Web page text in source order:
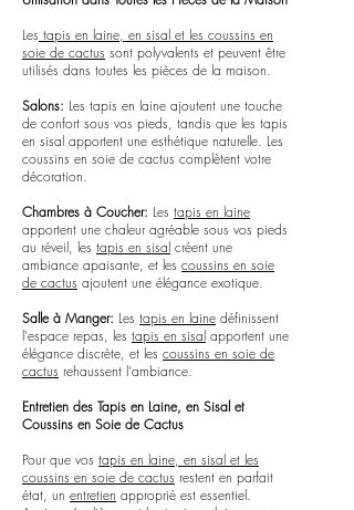
Les tapis en laine, en sisal et les coussins en
soie de cactus sont polyvalents et peuvent être
utilisés dans toutes les pièces de la maison.
Salons: Les tapis en laine ajoutent une touche
de confort sous vos pieds, tandis que les tapis
en sisal apportent une esthétique naturelle. Les
coussins en soie de cactus complètent votre
décoration.
Chambres à Coucher: Les tapis en laine
apportent une chaleur agréable sous vos pieds
au réveil, les tapis en sisal créent une
ambiance apaisante, et les coussins en soie
de cactus ajoutent une élégance exotique.
Salle à Manger: Les tapis en laine définissent
l'espace repas, les tapis en sisal apportent une
élégance discrète, et les coussins en soie de
cactus rehaussent l'ambiance.
Entretien des Tapis en Laine, en Sisal et
Coussins en Soie de Cactus
Pour que vos tapis en laine, en sisal et les
coussins en soie de cactus restent en parfait
état, un entretien approprié est essentiel.